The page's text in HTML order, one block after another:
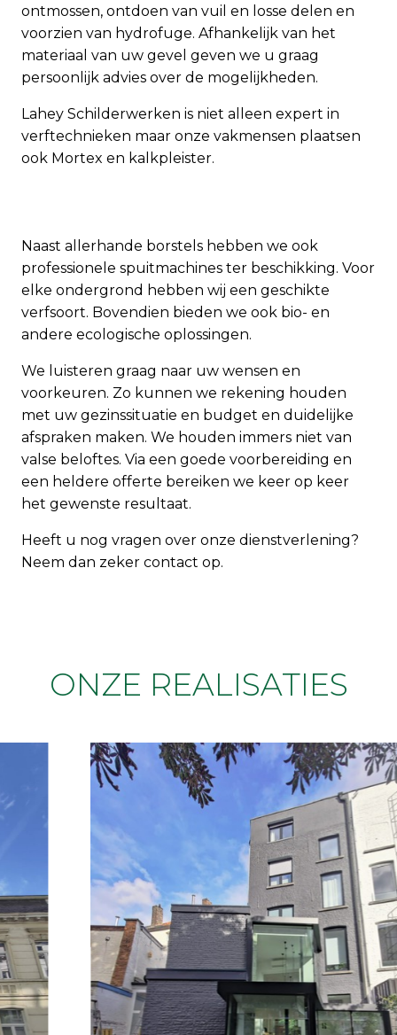
ontmossen, ontdoen van vuil en losse delen en
voorzien van hydrofuge. Afhankelijk van het
materiaal van uw gevel geven we u graag
persoonlijk advies over de mogelijkheden.
Lahey Schilderwerken is niet alleen expert in
verftechnieken maar onze vakmensen plaatsen
ook Mortex en kalkpleister.
Naast allerhande borstels hebben we ook
professionele spuitmachines ter beschikking. Voor
elke ondergrond hebben wij een geschikte
verfsoort. Bovendien bieden we ook bio- en
andere ecologische oplossingen.
We luisteren graag naar uw wensen en
voorkeuren. Zo kunnen we rekening houden
met uw gezinssituatie en budget en duidelijke
afspraken maken. We houden immers niet van
valse beloftes. Via een goede voorbereiding en
een heldere offerte bereiken we keer op keer
het gewenste resultaat.
Heeft u nog vragen over onze dienstverlening?
Neem dan zeker contact op.
ONZE REALISATIES